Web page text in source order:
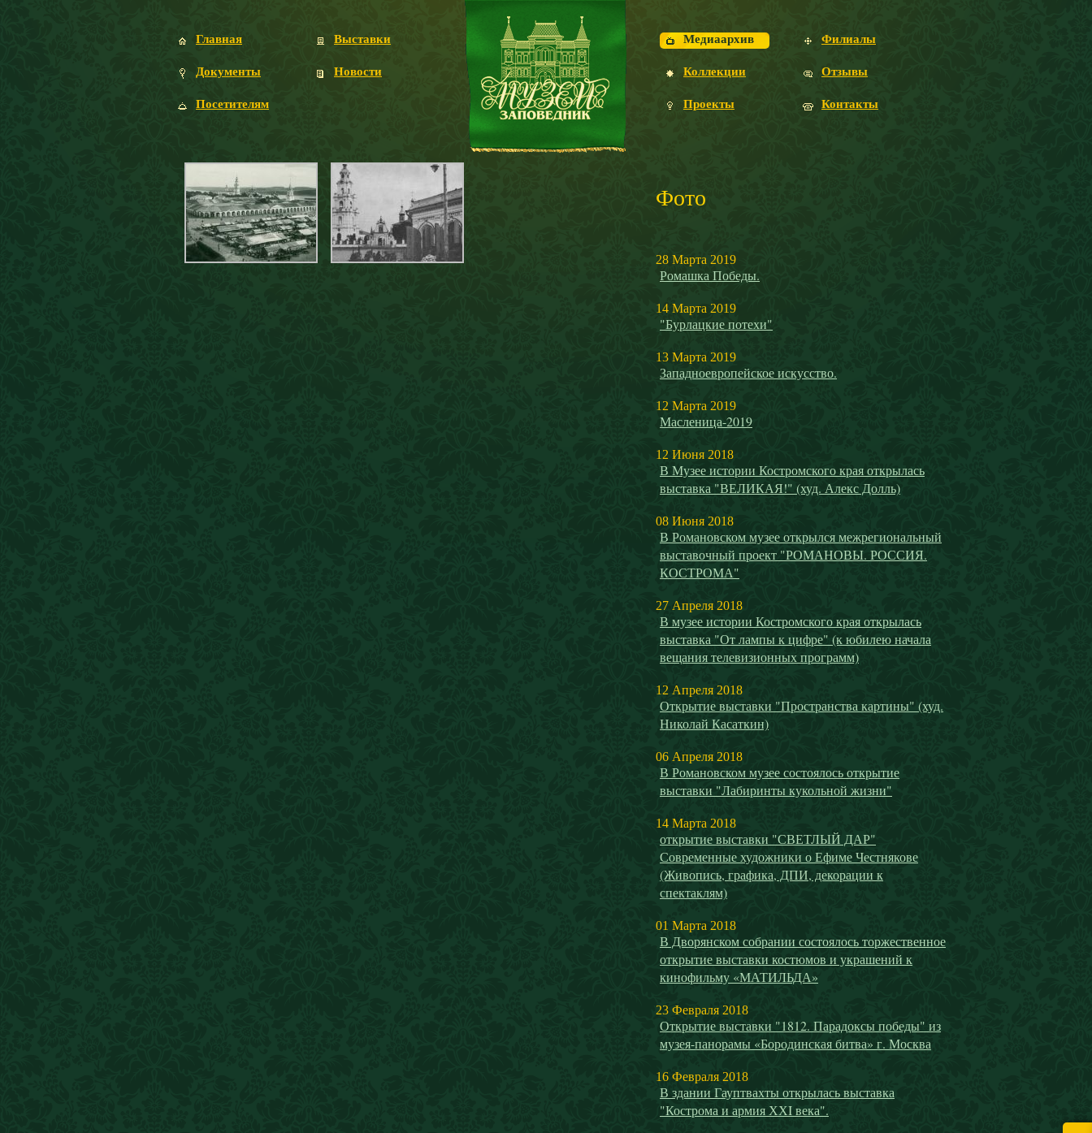
Главная
Документы
Посетителям
Выставки
Новости
Медиаархив
Коллекции
Проекты
Филиалы
Отзывы
Контакты
Фото
28 Марта 2019
Ромашка Победы.
14 Марта 2019
"Бурлацкие потехи"
13 Марта 2019
Западноевропейское искусство.
12 Марта 2019
Масленица-2019
12 Июня 2018
В Музее истории Костромского края открылась
выставка "ВЕЛИКАЯ!" (худ. Алекс Долль)
08 Июня 2018
В Романовском музее открылся межрегиональный
выставочный проект "РОМАНОВЫ. РОССИЯ.
КОСТРОМА"
27 Апреля 2018
В музее истории Костромского края открылась
выставка "От лампы к цифре" (к юбилею начала
вещания телевизионных программ)
12 Апреля 2018
Открытие выставки "Пространства картины" (худ.
Николай Касаткин)
06 Апреля 2018
В Романовском музее состоялось открытие
выставки "Лабиринты кукольной жизни"
14 Марта 2018
открытие выставки "СВЕТЛЫЙ ДАР"
Современные художники о Ефиме Честнякове
(Живопись, графика, ДПИ, декорации к
спектаклям)
01 Марта 2018
В Дворянском собрании состоялось торжественное
открытие выставки костюмов и украшений к
кинофильму «МАТИЛЬДА»
23 Февраля 2018
Открытие выставки "1812. Парадоксы победы" из
музея-панорамы «Бородинская битва» г. Москва
16 Февраля 2018
В здании Гауптвахты открылась выставка
"Кострома и армия ХХI века".